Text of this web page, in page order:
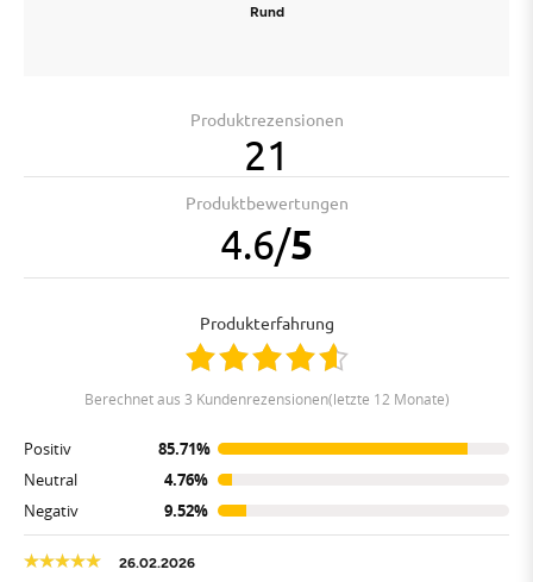
Rund
Produktrezensionen
21
Produktbewertungen
4.6/5
Produkterfahrung
berechnet aus 3 Kundenrezensionen(letzte 12 Monate)
Positiv
85.71%
Neutral
4.76%
Negativ
9.52%
26.02.2026